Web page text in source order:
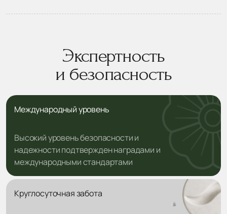
Экспертность
и безопасность
Международный уровень
Высокий уровень безопасности и
надежности подтвержден наградами и
международными стандартами
Круглосуточная забота